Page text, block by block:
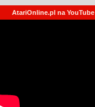
AtariOnline.pl na YouTube